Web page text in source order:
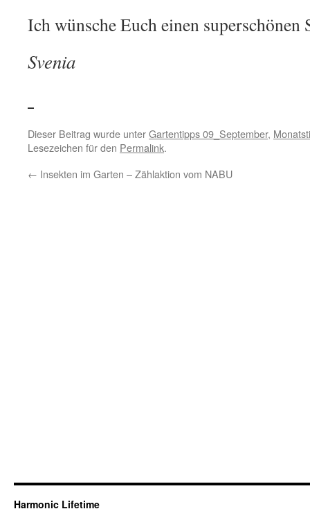
Ich wünsche Euch einen superschönen
Svenia
Dieser Beitrag wurde unterGartentipps 09_September,
Lesezeichen für den Permalink.
← Insekten im Garten – Zählaktion vom NABU
Harmonic Lifetime